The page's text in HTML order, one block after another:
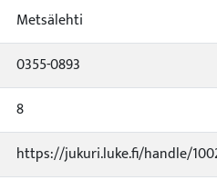
Metsälehti
0355-0893
8
https://jukuri.luke.fi/handle/